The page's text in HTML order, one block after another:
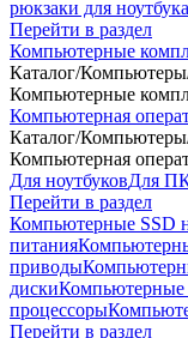
рюкзаки для ноутбука
Перейти в раздел
Компьютерные
Каталог/Компьютеры
Компьютерные
Компьютерная
Каталог/Компьютеры
Компьютерная
Для ноутбуковДля
Перейти в раздел
Компьютерные SSD
питания
приводы
дискиКомпьютерные
процессоры
Перейти в раздел